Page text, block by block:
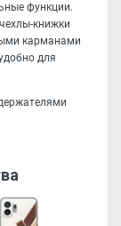
функции.
книжки
карманами
для